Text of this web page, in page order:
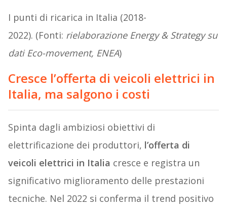
I punti di ricarica in Italia (2018-
2022). (Fonti: rielaborazione Energy & Strategy su
dati Eco-movement, ENEA)
Cresce l’offerta di veicoli elettrici in
Italia, ma salgono i costi
Spinta dagli ambiziosi obiettivi di
elettrificazione dei produttori, l’offerta di
veicoli elettrici in Italia cresce e registra un
significativo miglioramento delle prestazioni
tecniche. Nel 2022 si conferma il trend positivo